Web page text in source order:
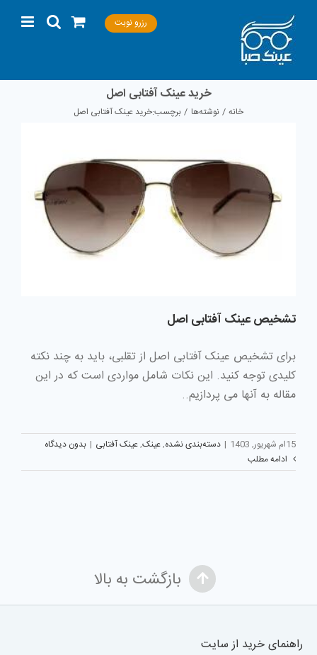
content
رزرو نوبت
خرید عینک آفتابی اصل
خانه نوشته‌ها برچسب:خرید عینک آفتابی اصل
تشخیص عینک آفتابی اصل
برای تشخیص عینک آفتابی اصل از تقلبی، باید به چند نکته
کلیدی توجه کنید. این نکات شامل مواردی است که در این
مقاله به آنها می پردازیم..
15ام شهریور, 1403 | دسته‌بندی نشده,عینک,عینک آفتابی | بدون دیدگاه
ادامه مطلب
بازگشت به بالا
راهنمای خرید از سایت